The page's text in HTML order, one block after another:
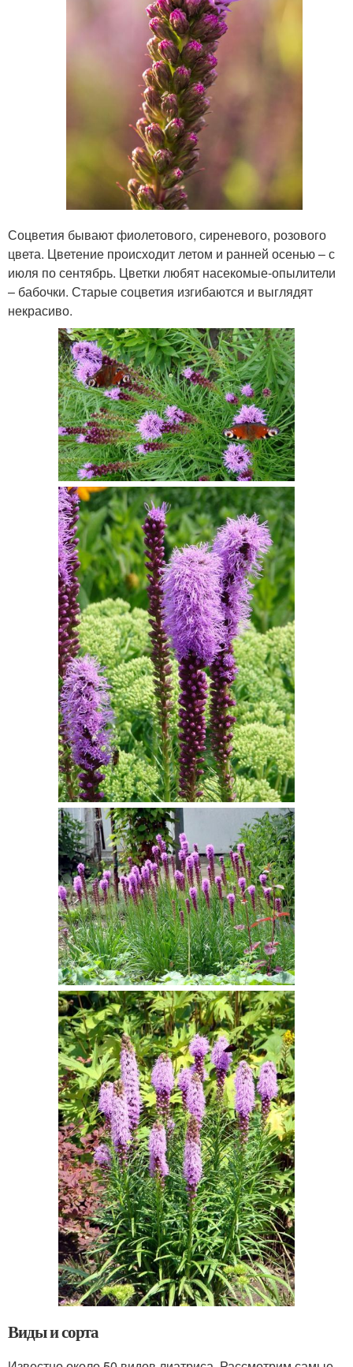
Соцветия бывают фиолетового, сиреневого, розового
цвета. Цветение происходит летом и ранней осенью – с
июля по сентябрь. Цветки любят насекомые-опылители
– бабочки. Старые соцветия изгибаются и выглядят
некрасиво.
Виды и сорта